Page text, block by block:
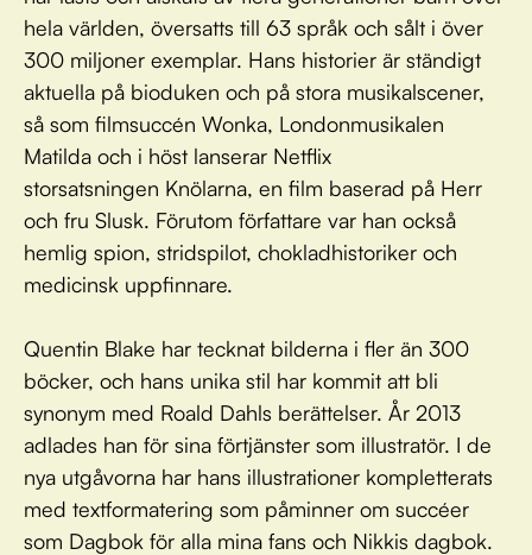
hela världen, översatts till 63 språk och sålt i över
300 miljoner exemplar. Hans historier är ständigt
aktuella på bioduken och på stora musikalscener,
så som filmsuccén Wonka, Londonmusikalen
Matilda och i höst lanserar Netflix
storsatsningen Knölarna, en film baserad på Herr
och fru Slusk. Förutom författare var han också
hemlig spion, stridspilot, chokladhistoriker och
medicinsk uppfinnare.
Quentin Blake har tecknat bilderna i fler än 300
böcker, och hans unika stil har kommit att bli
synonym med Roald Dahls berättelser. År 2013
adlades han för sina förtjänster som illustratör. I de
nya utgåvorna har hans illustrationer kompletterats
med textformatering som påminner om succéer
som Dagbok för alla mina fans och Nikkis dagbok.